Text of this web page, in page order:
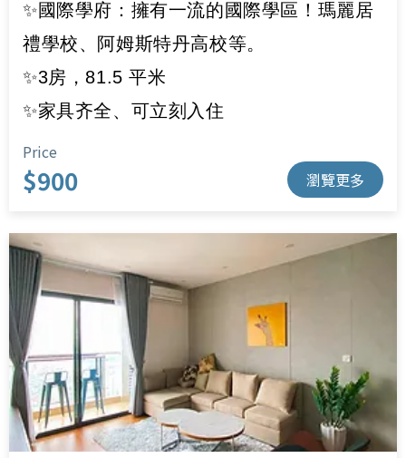
✨國際學府：擁有一流的國際學區！瑪麗居
禮學校、阿姆斯特丹高校等。
✨3房，81.5 平米
✨家具齐全、可立刻入住
Price
$900 瀏覽更多